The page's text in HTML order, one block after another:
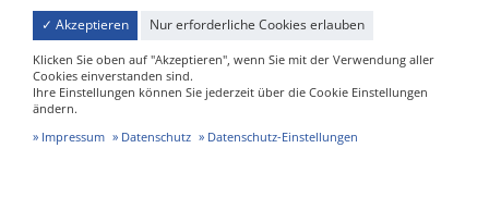
✓ Akzeptieren Nur erforderliche Cookies erlauben
Klicken Sie oben auf "Akzeptieren", wenn Sie mit der Verwendung aller
Cookies einverstanden sind.
Ihre Einstellungen können Sie jederzeit über die Cookie Einstellungen
ändern.
Impressum
Datenschutz Datenschutz-Einstellungen